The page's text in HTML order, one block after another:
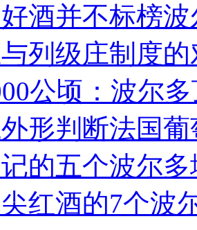
酒并不标榜
列级庄制度
公顷：波尔
形判断法国
的五个波尔多
红酒的7个波